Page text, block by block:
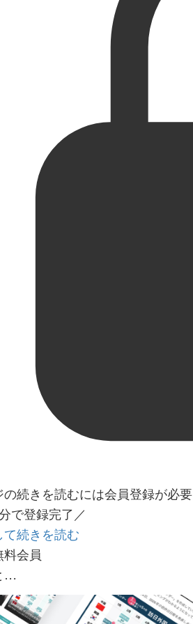
の続きを読むには会員登録が必
で登録完了／
続きを読む
会員
…